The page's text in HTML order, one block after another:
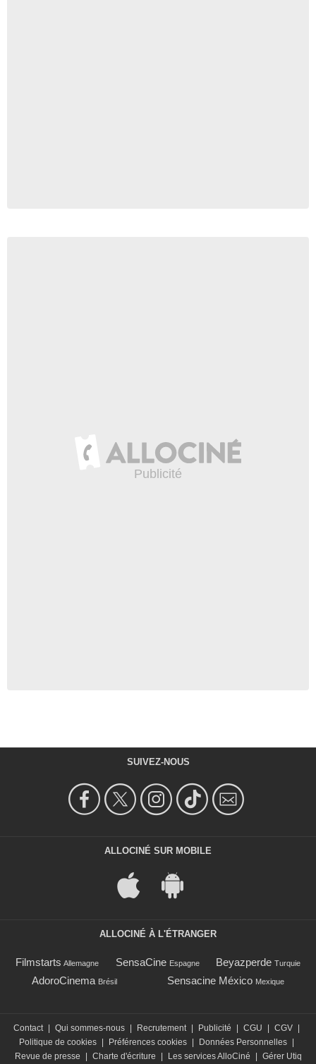
SUIVEZ-NOUS
ALLOCINÉ SUR MOBILE
ALLOCINÉ À L'ÉTRANGER
Filmstarts Allemagne SensaCine Espagne Beyazperde Turquie
AdoroCinema Brésil Sensacine México Mexique
Contact | Qui sommes-nous | Recrutement | Publicité | CGU | CGV |
Politique de cookies | Préférences cookies | Données Personnelles |
Revue de presse
| Charte d'écriture | Les services AlloCiné | Gérer Utiq